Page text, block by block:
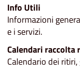
Info Utili
Informazioni
e i servizi.
Calendari
Calendario dei